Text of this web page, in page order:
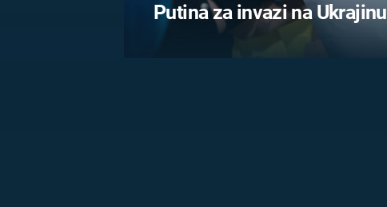
Putina za invazi na Ukrajinu